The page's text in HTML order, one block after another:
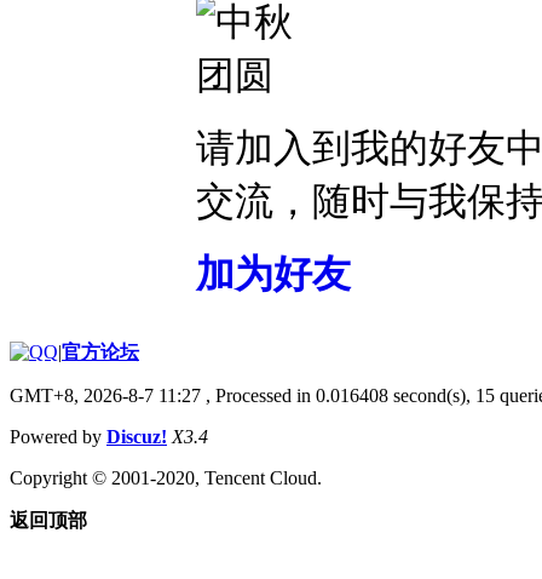
请加入到我的好友
交流，随时与我保
加为好友
|官方论坛
GMT+8, 2026-8-7 11:27 , Processed in 0.016408 second(s), 15
Powered by Discuz! X3.4
Copyright © 2001-2020, Tencent Cloud.
返回顶部